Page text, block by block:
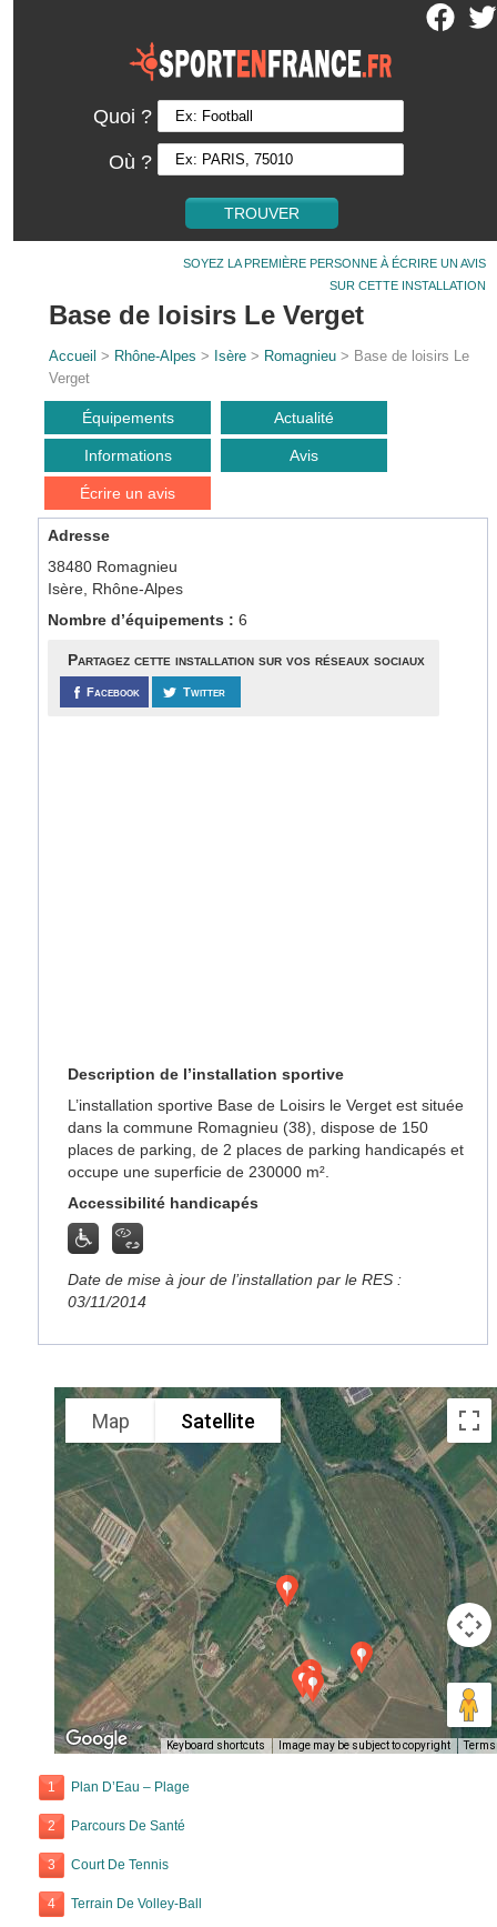
Quoi ?
Où ?
SOYEZ LA PREMIÈRE PERSONNE À ÉCRIRE UN AVIS
SUR CETTE INSTALLATION
Base de loisirs Le Verget
Accueil > Rhône-Alpes > Isère > Romagnieu > Base de loisirs Le
Verget
Équipements Actualité
Informations Avis
Écrire un avis
Adresse
38480 Romagnieu
Isère, Rhône-Alpes
Nombre d’équipements :6
Partagez cette installation sur vos réseaux sociaux
Facebook Twitter
Description de l’installation sportive
L’installation sportive Base de Loisirs le Verget est située
dans la commune Romagnieu (38), dispose de 150
places de parking, de 2 places de parking handicapés et
occupe une superficie de 230000 m².
Accessibilité handicapés
Date de mise à jour de l’installation par le RES :
03/11/2014
Map Satellite
Keyboard shortcuts Image may be subject to copyright Terms
1 Plan D’Eau – Plage
2 Parcours De Santé
3 Court De Tennis
4 Terrain De Volley-Ball